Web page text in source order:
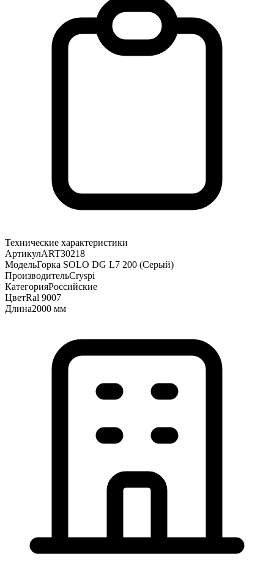
Технические характеристики
АртикулART30218
МодельГорка SOLO DG L7 200 (Серый)
ПроизводительCryspi
КатегорияРоссийские
ЦветRal 9007
Длина2000 мм